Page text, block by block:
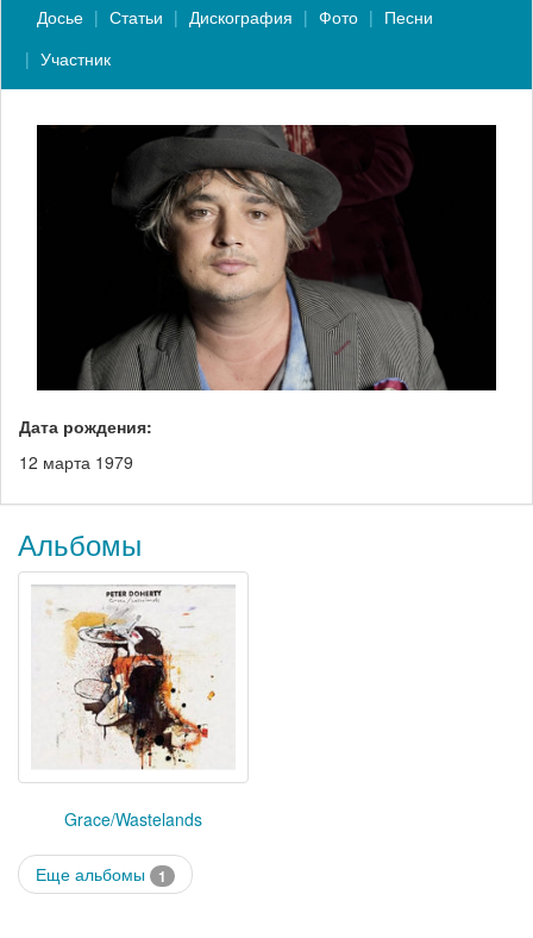
Досье Статьи Дискография Фото
Песни
Участник
Дата рождения:
12 марта 1979
Альбомы
Grace/Wastelands
Еще альбомы 1